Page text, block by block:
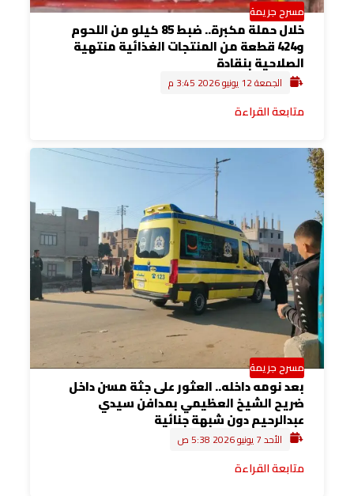
مسرح جريمة
خلال حملة مكبرة.. ضبط 85 كيلو من اللحوم
و424 قطعة من المنتجات الغذائية منتهية
الصلاحية بنقادة
الجمعة 12 يونيو 2026 3:45 م
متابعة القراءة
مسرح جريمة
بعد نومه داخله.. العثور على جثة مسن داخل
ضريح الشيخ العظيمي بمدافن سيدي
عبدالرحيم دون شبهة جنائية
الأحد 7 يونيو 2026 5:38 ص
متابعة القراءة